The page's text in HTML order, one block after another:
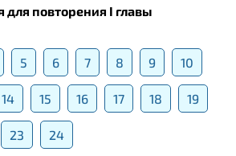
для повторения I главы
5 6 7 8 9 10
14 15 16 17 18 19
23 24